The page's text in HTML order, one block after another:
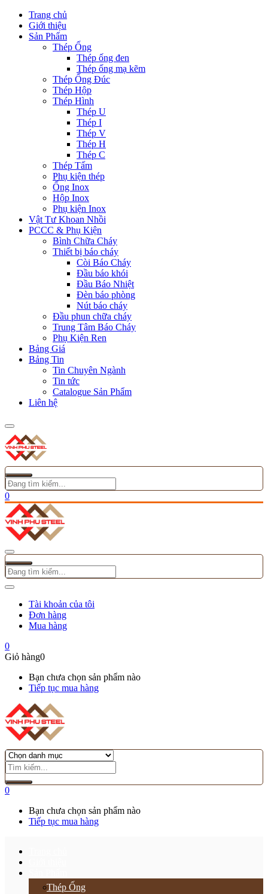
Trang chủ
Giới thiệu
Sản Phẩm
Thép Ống
Thép ống đen
Thép ống mạ kẽm
Thép Ống Đúc
Thép Hộp
Thép Hình
Thép U
Thép I
Thép V
Thép H
Thép C
Thép Tấm
Phụ kiện thép
Ống Inox
Hộp Inox
Phụ kiện Inox
Vật Tư Khoan Nhồi
PCCC & Phụ Kiện
Bình Chữa Cháy
Thiết bị báo cháy
Còi Báo Cháy
Đầu báo khói
Đầu Báo Nhiệt
Đèn báo phòng
Nút báo cháy
Đầu phun chữa cháy
Trung Tâm Báo Cháy
Phụ Kiện Ren
Bảng Giá
Bảng Tin
Tin Chuyên Ngành
Tin tức
Catalogue Sản Phẩm
Liên hệ
0
Tài khoản của tôi
Đơn hàng
Mua hàng
0
Giỏ hàng0
Bạn chưa chọn sản phẩm nào
Tiếp tục mua hàng
0
Bạn chưa chọn sản phẩm nào
Tiếp tục mua hàng
Thép Ống